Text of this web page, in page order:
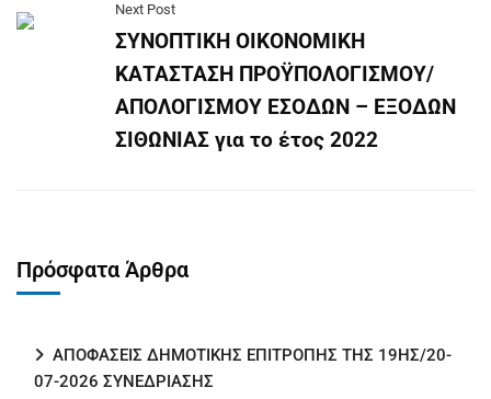
Next Post
ΣΥΝΟΠΤΙΚΗ ΟΙΚΟΝΟΜΙΚΗ
ΚΑΤΑΣΤΑΣΗ ΠΡΟΫΠΟΛΟΓΙΣΜΟΥ/
ΑΠΟΛΟΓΙΣΜΟΥ ΕΣΟΔΩΝ – ΕΞΟΔΩΝ
ΣΙΘΩΝΙΑΣ για το έτος 2022
Πρόσφατα Άρθρα
ΑΠΟΦΑΣΕΙΣ ΔΗΜΟΤΙΚΗΣ ΕΠΙΤΡΟΠΗΣ ΤΗΣ 19ΗΣ/20-
07-2026 ΣΥΝΕΔΡΙΑΣΗΣ